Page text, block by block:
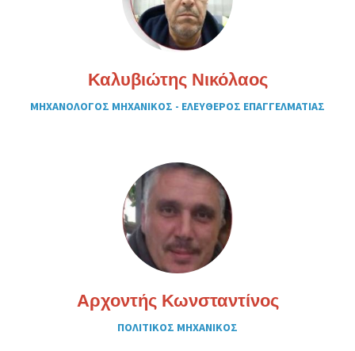
Καλυβιώτης Νικόλαος
ΜΗΧΑΝΟΛΟΓΟΣ ΜΗΧΑΝΙΚΟΣ - ΕΛΕΥΘΕΡΟΣ ΕΠΑΓΓΕΛΜΑΤΙΑΣ
Αρχοντής Κωνσταντίνος
ΠΟΛΙΤΙΚΟΣ ΜΗΧΑΝΙΚΟΣ